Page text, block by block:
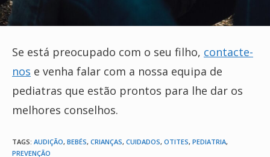
Se está preocupado com o seu filho, contacte-
nos e venha falar com a nossa equipa de
pediatras que estão prontos para lhe dar os
melhores conselhos.
TAGS: AUDIÇÃO, BEBÉS, CRIANÇAS, CUIDADOS, OTITES, PEDIATRIA,
PREVENÇÃO